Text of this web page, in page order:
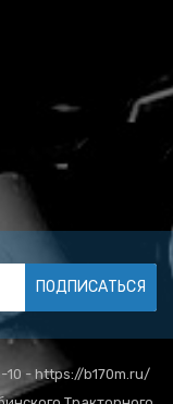
ПОДПИСАТЬСЯ
10 - https://b170m.ru/